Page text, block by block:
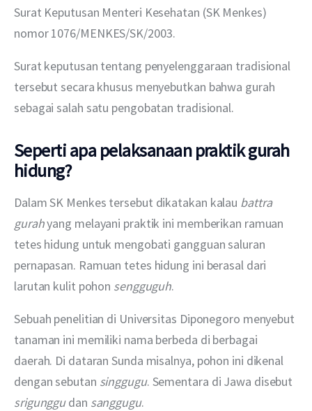
Surat Keputusan Menteri Kesehatan (SK Menkes)
nomor 1076/MENKES/SK/2003.
Surat keputusan tentang penyelenggaraan tradisional
tersebut secara khusus menyebutkan bahwa gurah
sebagai salah satu pengobatan tradisional.
Seperti apa pelaksanaan praktik gurah
hidung?
Dalam SK Menkes tersebut dikatakan kalau battra
gurah yang melayani praktik ini memberikan ramuan
tetes hidung untuk mengobati gangguan saluran
pernapasan. Ramuan tetes hidung ini berasal dari
larutan kulit pohon sengguguh.
Sebuah penelitian di Universitas Diponegoro menyebut
tanaman ini memiliki nama berbeda di berbagai
daerah. Di dataran Sunda misalnya, pohon ini dikenal
dengan sebutan singgugu. Sementara di Jawa disebut
srigunggu dan sanggugu.